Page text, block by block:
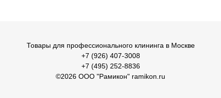
Товары для профессионального клининга в Москве
+7 (926) 407-3008
+7 (495) 252-8836
©2026 ООО "Рамикон" ramikon.ru